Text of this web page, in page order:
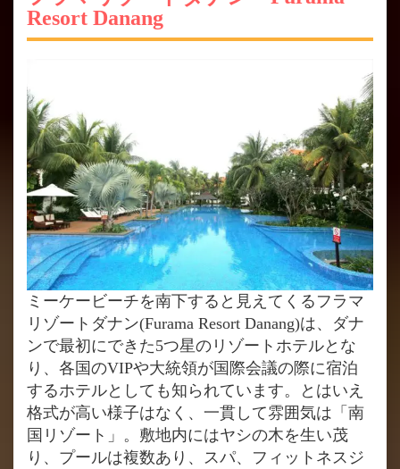
Resort Danang
ミーケービーチを南下すると見えてくるフラマ
リゾートダナン(Furama Resort Danang)は、ダナ
ンで最初にできた5つ星のリゾートホテルとな
り、各国のVIPや大統領が国際会議の際に宿泊
するホテルとしても知られています。とはいえ
格式が高い様子はなく、一貫して雰囲気は「南
国リゾート」。敷地内にはヤシの木を生い茂
り、プールは複数あり、スパ、フィットネスジ